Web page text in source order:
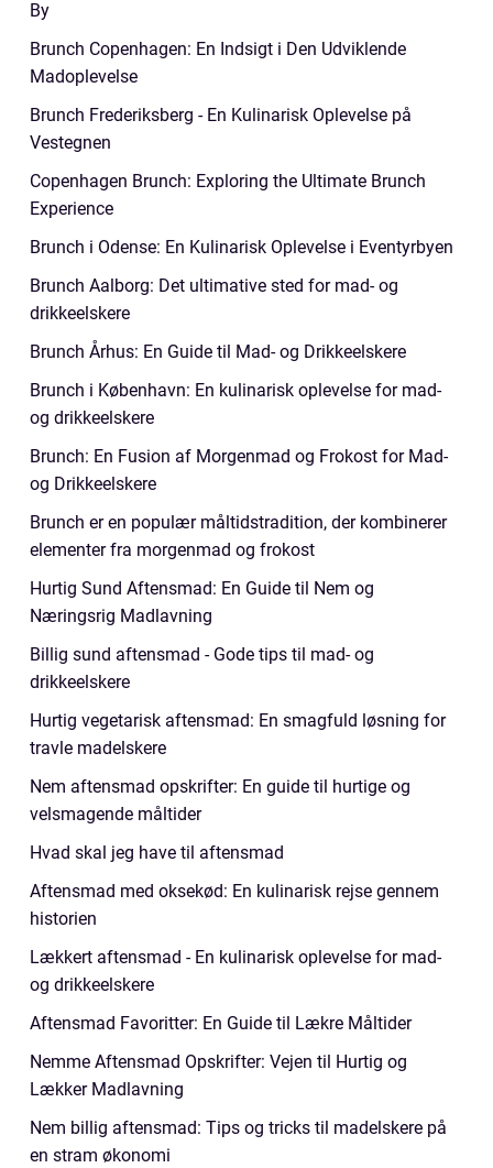
By
Brunch Copenhagen: En Indsigt i Den Udviklende
Madoplevelse
Brunch Frederiksberg - En Kulinarisk Oplevelse på
Vestegnen
Copenhagen Brunch: Exploring the Ultimate Brunch
Experience
Brunch i Odense: En Kulinarisk Oplevelse i Eventyrbyen
Brunch Aalborg: Det ultimative sted for mad- og
drikkeelskere
Brunch Århus: En Guide til Mad- og Drikkeelskere
Brunch i København: En kulinarisk oplevelse for mad-
og drikkeelskere
Brunch: En Fusion af Morgenmad og Frokost for Mad-
og Drikkeelskere
Brunch er en populær måltidstradition, der kombinerer
elementer fra morgenmad og frokost
Hurtig Sund Aftensmad: En Guide til Nem og
Næringsrig Madlavning
Billig sund aftensmad - Gode tips til mad- og
drikkeelskere
Hurtig vegetarisk aftensmad: En smagfuld løsning for
travle madelskere
Nem aftensmad opskrifter: En guide til hurtige og
velsmagende måltider
Hvad skal jeg have til aftensmad
Aftensmad med oksekød: En kulinarisk rejse gennem
historien
Lækkert aftensmad - En kulinarisk oplevelse for mad-
og drikkeelskere
Aftensmad Favoritter: En Guide til Lækre Måltider
Nemme Aftensmad Opskrifter: Vejen til Hurtig og
Lækker Madlavning
Nem billig aftensmad: Tips og tricks til madelskere på
en stram økonomi